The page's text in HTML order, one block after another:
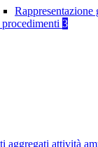
Rappresentazione
3
aggregati attività